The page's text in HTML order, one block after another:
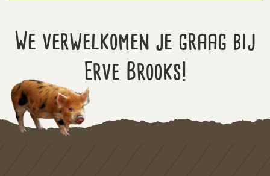
We verwelkomen je graag bij
Erve Brooks!